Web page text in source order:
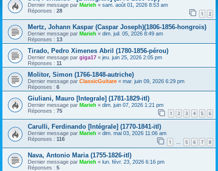
Dernier message par Marieh « sam. août 01, 2026 8:53 am
Réponses : 28 1 2
Mertz, Johann Kaspar (Caspar Joseph)(1806-1856-hongrois)
Dernier message par Marieh « dim. juil. 05, 2026 8:49 am
Réponses : 13
Tirado, Pedro Ximenes Abril (1780-1856-pérou)
Dernier message par giga17 « jeu. juin 25, 2026 2:05 pm
Réponses : 11
Molitor, Simon (1766-1848-autriche)
Dernier message par ClassicGuitare « mar. juin 09, 2026 6:29 pm
Réponses : 6
Giuliani, Mauro [Integrale] (1781-1829-itl)
Dernier message par Marieh « dim. juin 07, 2026 1:21 pm
Réponses : 75 1 2 3 4 5 6
Carulli, Ferdinando [Intégrale] (1770-1841-itl)
Dernier message par Marieh « dim. mai 03, 2026 11:06 am
Réponses : 116 1 … 5 6 7 8
Nava, Antonio Maria (1755-1826-itl)
Dernier message par Marieh « lun. févr. 23, 2026 6:16 pm
Réponses : 5